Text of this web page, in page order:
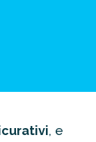
, e